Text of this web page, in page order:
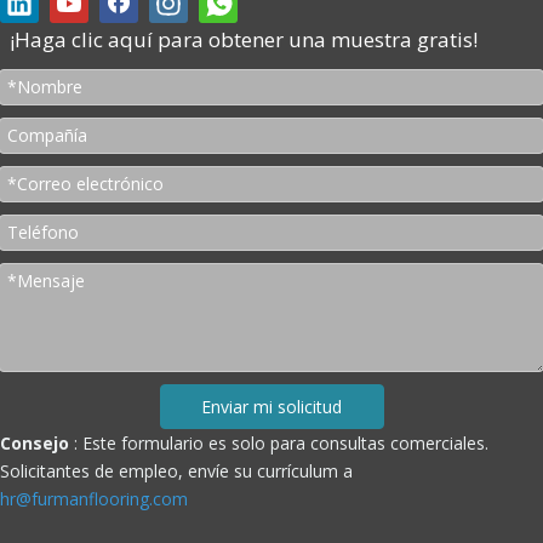
¡Haga clic aquí para obtener una muestra gratis!
Enviar mi solicitud
Consejo : Este formulario es solo para consultas comerciales.
Solicitantes de empleo, envíe su currículum a
hr@furmanflooring.com